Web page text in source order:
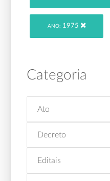
ANO: 1975
Categoria
Ato
Decreto
Editais